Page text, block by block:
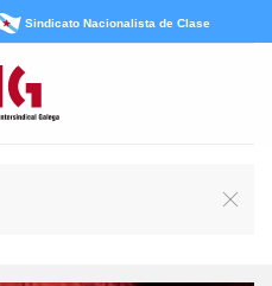
Sindicato Nacionalista de Clase